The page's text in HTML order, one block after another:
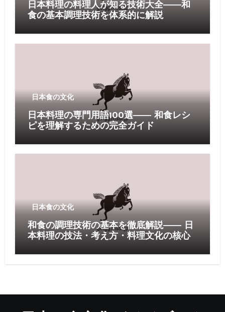
日本料理の料理人が知る技術大全――和
食の基本調理技術を体系的に解説
日本食の文化
日本料理の専門用語100選―― 和食レシ
ピを理解するための完全ガイド
日本食の文化
和食の調理技術の基本を徹底解説―― 日
本料理の技法・考え方・料理文化の核心